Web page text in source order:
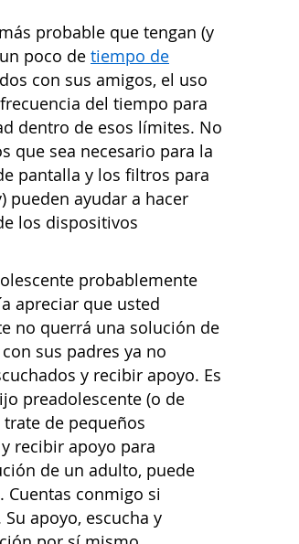
probable que tengan (y
poco de tiempo de
con sus amigos, el uso
del tiempo para
dentro de esos límites. No
que sea necesario para la
pantalla y los filtros para
pueden ayudar a hacer
los dispositivos
probablemente
apreciar que usted
no querrá una solución de
sus padres ya no
y recibir apoyo. Es
preadolescente (o de
de pequeños
recibir apoyo para
de un adulto, puede
Cuentas conmigo si
apoyo, escucha y